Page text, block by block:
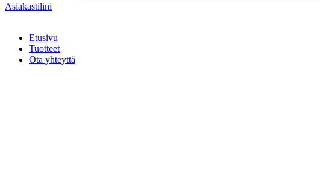
Asiakastilini
Etusivu
Tuotteet
Ota yhteyttä